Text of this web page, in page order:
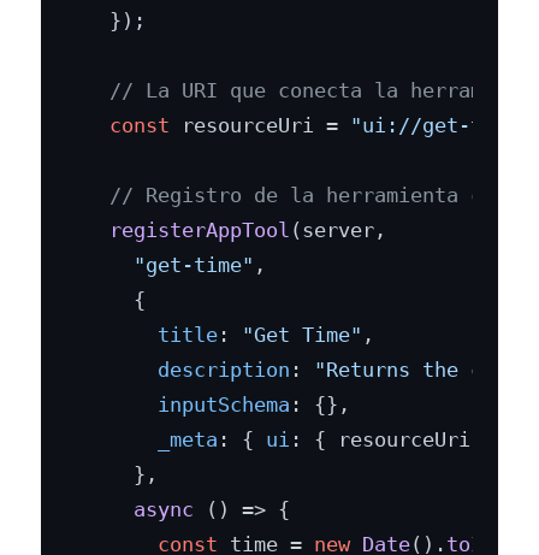
  });
// La URI que conecta la
const resourceUri = "ui://get-time/
// Registro de la herramienta con
registerAppTool (server,
"get-time" ,
    {
title : "Get Time" ,
description : "Returns the
inputSchema : {},
_meta : { ui : { resourceUri } },
    },
async () => {
const time = new Date().